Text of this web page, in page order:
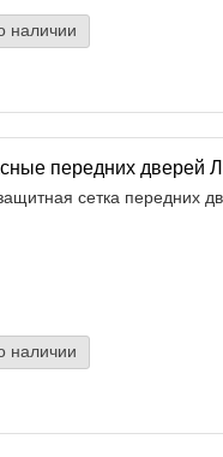
наличии
передних дверей
сетка передних
наличии